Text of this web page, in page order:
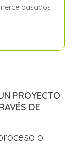
basados
PROYECTO
DE
o